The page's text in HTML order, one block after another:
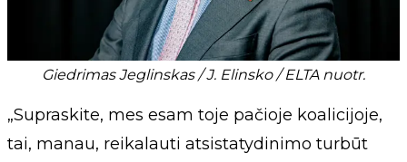
Giedrimas Jeglinskas / J. Elinsko / ELTA nuotr.
„Supraskite, mes esam toje pačioje koalicijoje,
tai, manau, reikalauti atsistatydinimo turbūt